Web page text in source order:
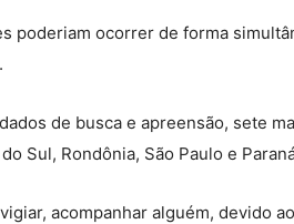
poderiam ocorrer de forma
de busca e apreensão, sete
Sul, Rondônia, São Paulo e
acompanhar alguém, devido